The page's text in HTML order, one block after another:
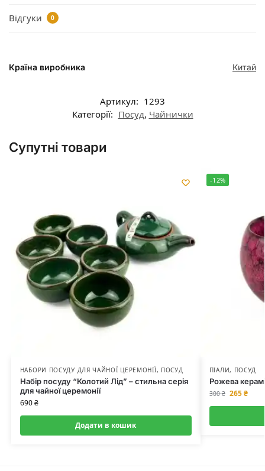
Відгуки 0
Країна виробника Китай
Артикул: 1293
Категорії: Посуд, Чайнички
Супутні товари
НАБОРИ ПОСУДУ ДЛЯ ЧАЙНОЇ ЦЕРЕМОНІЇ, ПОСУД
Набір посуду “Колотий Лід” – стильна серія
для чайної церемонії
690₴
Додати в кошик
-12%
ПІАЛИ, ПОСУД
Рожева
300₴ 265₴